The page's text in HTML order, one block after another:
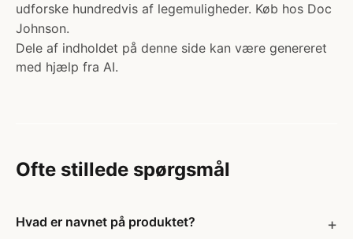
udforske hundredvis af legemuligheder. Køb hos Doc
Johnson.
Dele af indholdet på denne side kan være genereret
med hjælp fra AI.
Ofte stillede spørgsmål
Hvad er navnet på produktet?